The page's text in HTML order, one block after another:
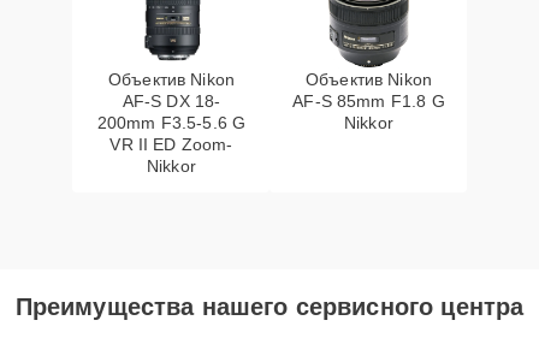
Объектив Nikon
AF-S DX 18-
200mm F3.5-5.6 G
VR II ED Zoom-
Nikkor
Объектив Nikon
AF-S 85mm F1.8 G
Nikkor
Преимущества нашего сервисного центра